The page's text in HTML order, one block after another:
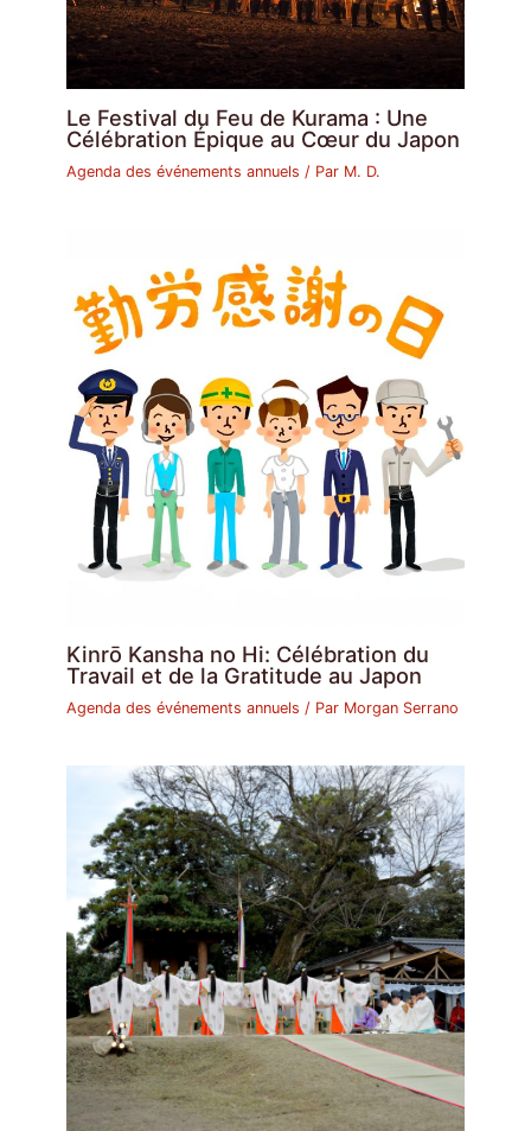
Le Festival du Feu de Kurama : Une
Célébration Épique au Cœur du Japon
Agenda des événements annuels / Par M. D.
Kinrō Kansha no Hi: Célébration du
Travail et de la Gratitude au Japon
Agenda des événements annuels / Par Morgan Serrano